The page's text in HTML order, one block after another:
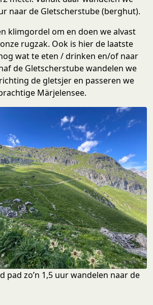
naar de Gletscherstube (berghut).
klimgordel om en doen we alvast
rugzak. Ook is hier de laatste
wat te eten / drinken en/of naar
de Gletscherstube wandelen we
de gletsjer en passeren we
Märjelensee.
pad zo’n 1,5 uur wandelen naar de